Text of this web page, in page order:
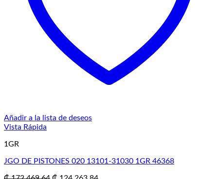
Añadir a la lista de deseos
Vista Rápida
1GR
JGO DE PISTONES 020 13101-31030 1GR 46368